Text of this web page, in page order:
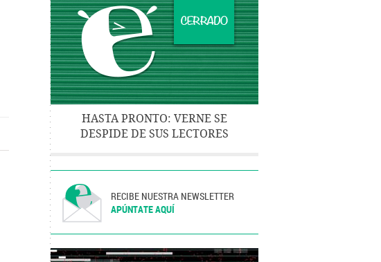
HASTA PRONTO: VERNE SE
DESPIDE DE SUS LECTORES
RECIBE NUESTRA NEWSLETTER
APÚNTATE AQUÍ